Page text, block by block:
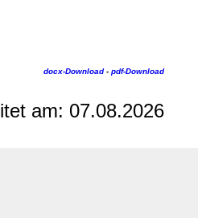
docx-Download- pdf-Download
am: 07.08.2026